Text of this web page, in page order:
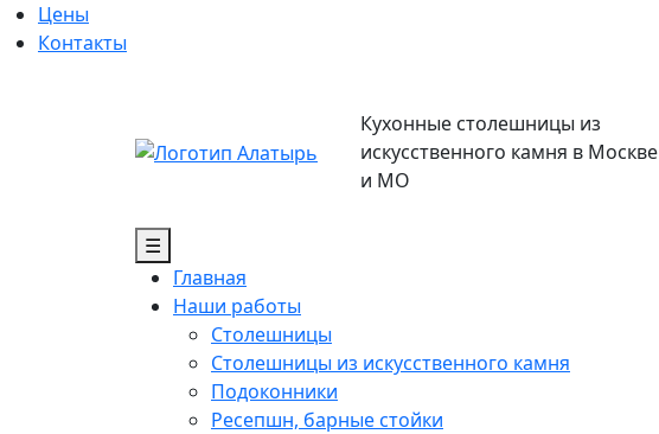
Цены
Контакты
Кухонные столешницы из
искусственного камня в Москве
и МО
☰
Главная
Наши работы
Столешницы
Столешницы из искусственного камня
Подоконники
Ресепшн, барные стойки